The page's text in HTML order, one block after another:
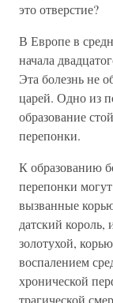
это отверстие?
В Европе в
начала
Эта болезнь не
царей. Одно из
образование
перепонки.
К образованию
перепонки
вызванные
датский король,
золотухой,
воспалением
хронической
трагической